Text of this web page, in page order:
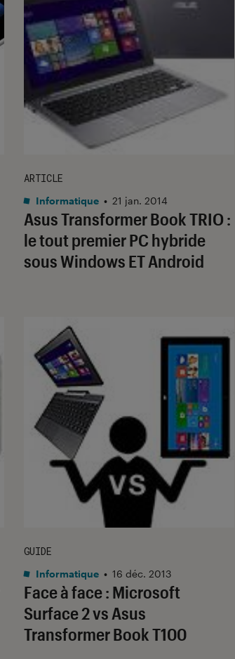
Asus Transformer Book TRIO :
le tout premier PC hybride
sous Windows ET Android
ARTICLE
Informatique • 21 jan. 2014
Face à face : Microsoft
Surface 2 vs Asus
Transformer Book T100
GUIDE
Informatique • 16 déc. 2013